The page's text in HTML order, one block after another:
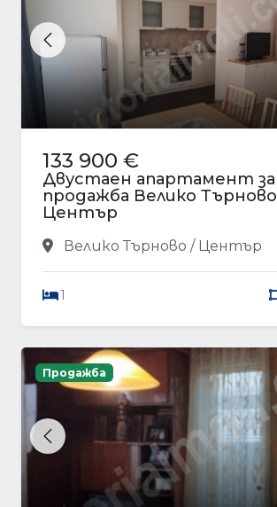
Previous
133 900 €
Двустаен апартамент за
продажба Велико Търново
Център
Велико Търново / Център
1
Previous
Продажба